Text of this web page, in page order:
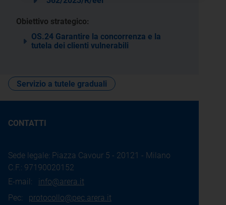
Obiettivo strategico:
OS.24 Garantire la concorrenza e la
tutela dei clienti vulnerabili
Servizio a tutele graduali
CONTATTI
Sede legale: Piazza Cavour 5 - 20121 - Milano
C.F.: 97190020152
E-mail: info@arera.it
Pec: protocollo@pec.arera.it